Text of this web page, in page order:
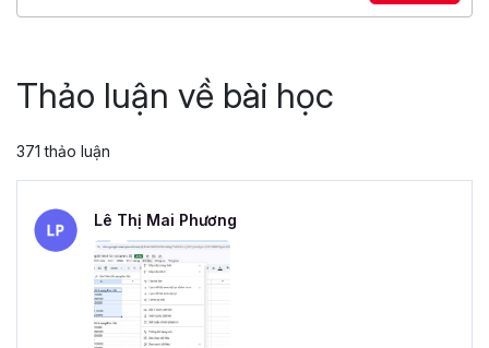
4.86
25,045
Thảo luận về bài học
371 thảo luận
Lê Thị Mai Phương